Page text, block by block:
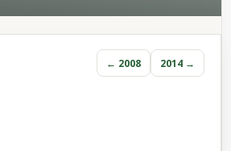
← 2008 2014 →